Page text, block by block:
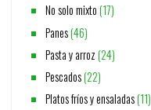
No solo mixto(17)
Panes(46)
Pasta y arroz(24)
Pescados(22)
Platos fríos y ensaladas(11)